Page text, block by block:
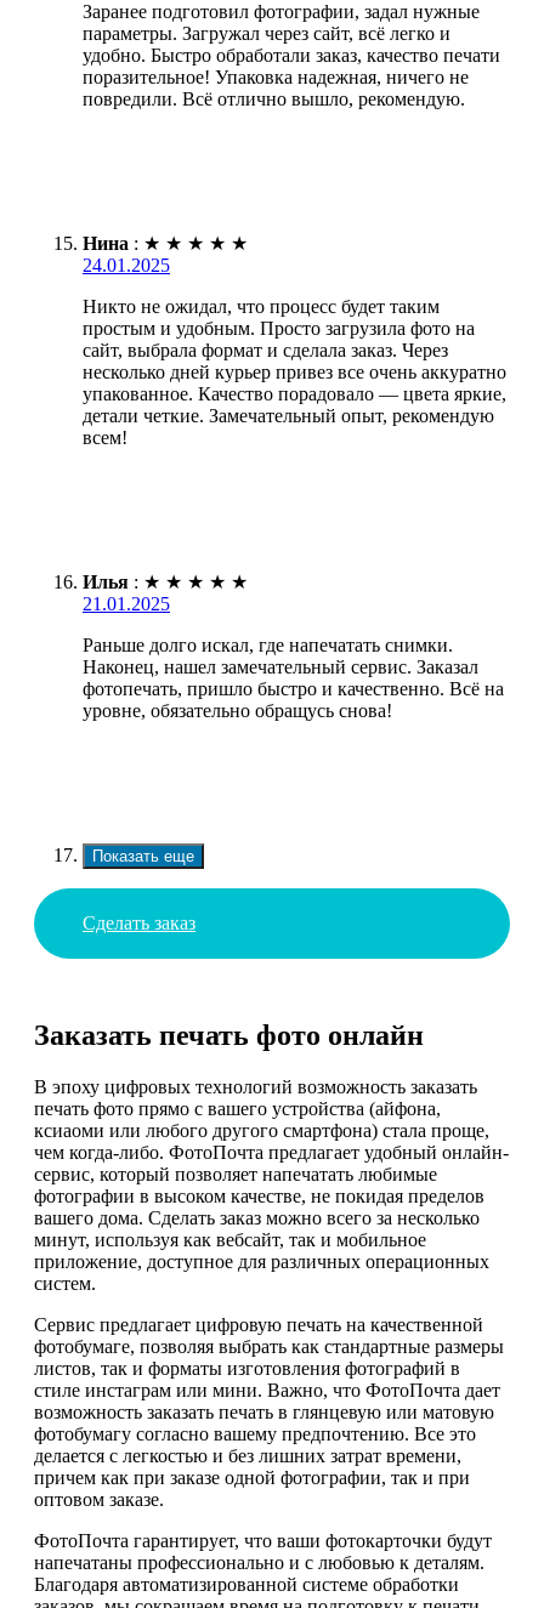
Заранее подготовил фотографии, задал нужные
параметры. Загружал через сайт, всё легко и
удобно. Быстро обработали заказ, качество печати
поразительное! Упаковка надежная, ничего не
повредили. Всё отлично вышло, рекомендую.
Нина : ★ ★ ★ ★ ★
24.01.2025
Никто не ожидал, что процесс будет таким
простым и удобным. Просто загрузила фото на
сайт, выбрала формат и сделала заказ. Через
несколько дней курьер привез все очень аккуратно
упакованное. Качество порадовало — цвета яркие,
детали четкие. Замечательный опыт, рекомендую
всем!
Илья : ★ ★ ★ ★ ★
21.01.2025
Раньше долго искал, где напечатать снимки.
Наконец, нашел замечательный сервис. Заказал
фотопечать, пришло быстро и качественно. Всё на
уровне, обязательно обращусь снова!
Показать еще
Сделать заказ
Заказать печать фото онлайн
В эпоху цифровых технологий возможность заказать
печать фото прямо с вашего устройства (айфона,
ксиаоми или любого другого смартфона) стала проще,
чем когда-либо. ФотоПочта предлагает удобный онлайн-
сервис, который позволяет напечатать любимые
фотографии в высоком качестве, не покидая пределов
вашего дома. Сделать заказ можно всего за несколько
минут, используя как вебсайт, так и мобильное
приложение, доступное для различных операционных
систем.
Сервис предлагает цифровую печать на качественной
фотобумаге, позволяя выбрать как стандартные размеры
листов, так и форматы изготовления фотографий в
стиле инстаграм или мини. Важно, что ФотоПочта дает
возможность заказать печать в глянцевую или матовую
фотобумагу согласно вашему предпочтению. Все это
делается с легкостью и без лишних затрат времени,
причем как при заказе одной фотографии, так и при
оптовом заказе.
ФотоПочта гарантирует, что ваши фотокарточки будут
напечатаны профессионально и с любовью к деталям.
Благодаря автоматизированной системе обработки